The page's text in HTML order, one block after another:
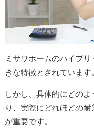
ミサワホームのハイブ
きな特徴とされています
しかし、具体的にどの
り、実際にどれほどの
が重要です。